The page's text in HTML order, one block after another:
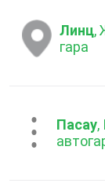
Линц,
гара
...Пасау,